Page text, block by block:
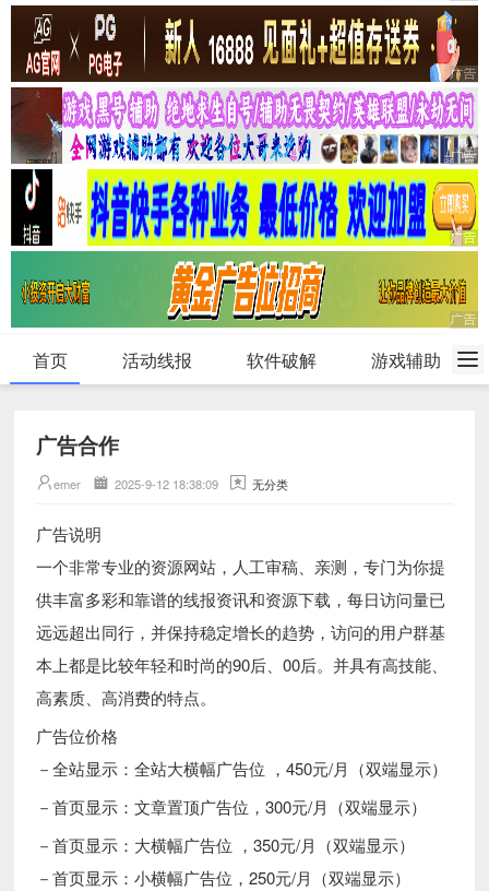
首页 活动线报 软件破解 游戏辅助
广告合作
emer 2025-9-12 18:38:09 无分类
广告说明
一个非常专业的资源网站，人工审稿、亲测，专门为你提
供丰富多彩和靠谱的线报资讯和资源下载，每日访问量已
远远超出同行，并保持稳定增长的趋势，访问的用户群基
本上都是比较年轻和时尚的90后、00后。并具有高技能、
高素质、高消费的特点。
广告位价格
－全站显示：全站大横幅广告位 ，450元/月（双端显示）
－首页显示：文章置顶广告位，300元/月（双端显示）
－首页显示：大横幅广告位 ，350元/月（双端显示）
－首页显示：小横幅广告位，250元/月（双端显示）